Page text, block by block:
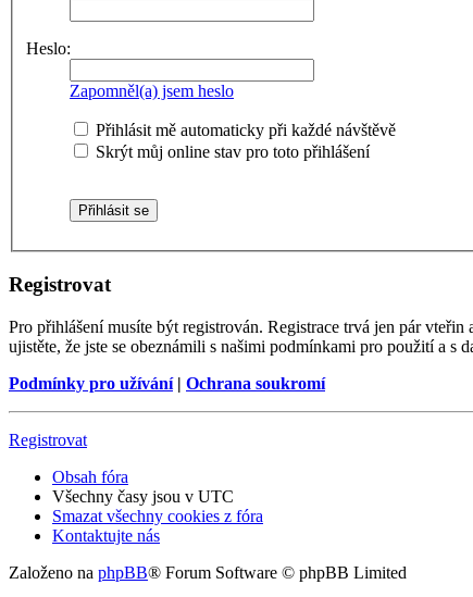
Heslo:
Zapomněl(a) jsem heslo
Přihlásit mě automaticky při každé návštěvě
Skrýt můj online stav pro toto přihlášení
Registrovat
Pro přihlášení musíte být registrován. Registrace trvá jen pár
ujistěte, že jste se obeznámili s našimi podmínkami pro použití a s
Podmínky pro užívání| Ochrana soukromí
Registrovat
Obsah fóra
Všechny časy jsou v UTC
Smazat všechny cookies z fóra
Kontaktujte nás
Založeno na phpBB® Forum Software © phpBB Limited